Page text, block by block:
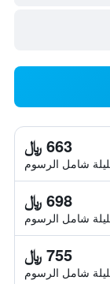
663 ﷼
شامل الرسوم
698 ﷼
شامل الرسوم
755 ﷼
شامل الرسوم